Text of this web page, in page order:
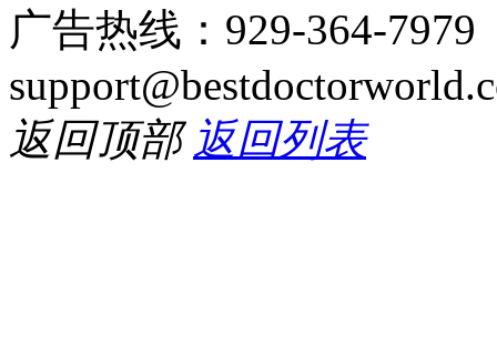
广告热线：929-364-
返回顶部 返回列表